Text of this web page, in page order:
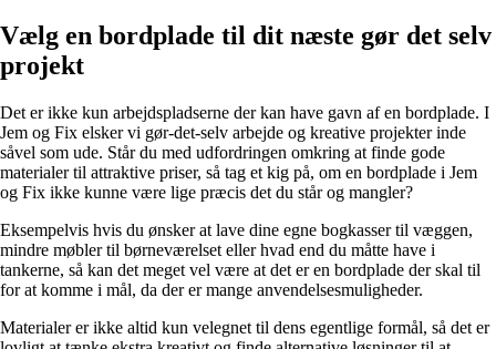
Vælg en bordplade til dit næste gør det selv
projekt
Det er ikke kun arbejdspladserne der kan have gavn af en bordplade. I
Jem og Fix elsker vi gør-det-selv arbejde og kreative projekter inde
såvel som ude. Står du med udfordringen omkring at finde gode
materialer til attraktive priser, så tag et kig på, om en bordplade i Jem
og Fix ikke kunne være lige præcis det du står og mangler?
Eksempelvis hvis du ønsker at lave dine egne bogkasser til væggen,
mindre møbler til børneværelset eller hvad end du måtte have i
tankerne, så kan det meget vel være at det er en bordplade der skal til
for at komme i mål, da der er mange anvendelsesmuligheder.
Materialer er ikke altid kun velegnet til dens egentlige formål, så det er